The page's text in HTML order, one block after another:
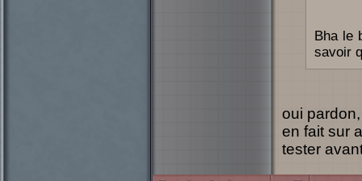
Bha le
savoir
oui
en fait sur
tester